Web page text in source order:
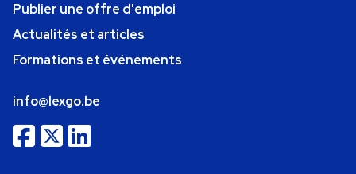
Publier une offre d'emploi
Actualités et articles
Formations et événements
info@lexgo.be